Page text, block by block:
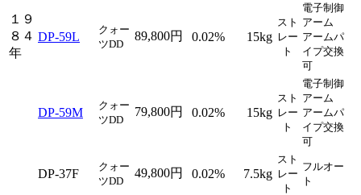
１９
８４
年
DP-59L
クォー
ツDD
89,800円 0.02% 15kg
スト
レー
ト
電子制御
アーム
アームパ
イプ交換
可
DP-59M
クォー
ツDD
79,800円 0.02% 15kg
スト
レー
ト
電子制御
アーム
アームパ
イプ交換
可
DP-37F
クォー
ツDD
49,800円 0.02% 7.5kg
スト
レー
ト
フルオー
ト